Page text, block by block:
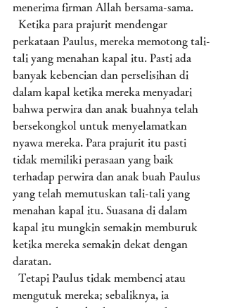
menerima firman Allah bersama-sama.
perkataan Paulus, mereka memotong tali-
tali yang menahan kapal itu. Pasti ada
banyak kebencian dan perselisihan di
dalam kapal ketika mereka menyadari
bahwa perwira dan anak buahnya telah
bersekongkol untuk menyelamatkan
nyawa mereka. Para prajurit itu pasti
tidak memiliki perasaan yang baik
terhadap perwira dan anak buah Paulus
yang telah memutuskan tali-tali yang
menahan kapal itu. Suasana di dalam
kapal itu mungkin semakin memburuk
ketika mereka semakin dekat dengan
daratan.
mengutuk mereka; sebaliknya, ia